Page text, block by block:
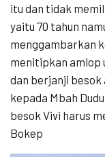
itu dan tidak
yaitu 70 tahun
menggambarkan
menitipkan amlop
dan berjanji besok
kepada Mbah
besok Vivi harus
Bokep